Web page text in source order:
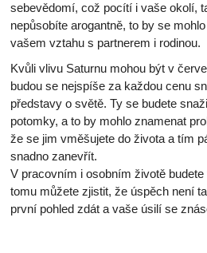
sebevědomí, což pocítí i vaše okolí,
nepůsobíte arogantně, to by se
vašem vztahu s partnerem i rodinou.
Kvůli vlivu Saturnu mohou být v
budou se nejspíše za každou cenu
představy o světě. Ty se budete
potomky, a to by mohlo znamenat
že se jim vměšujete do života a tím
snadno zanevřít.
V pracovním i osobním životě
tomu můžete zjistit, že úspěch není
první pohled zdát a vaše úsilí se